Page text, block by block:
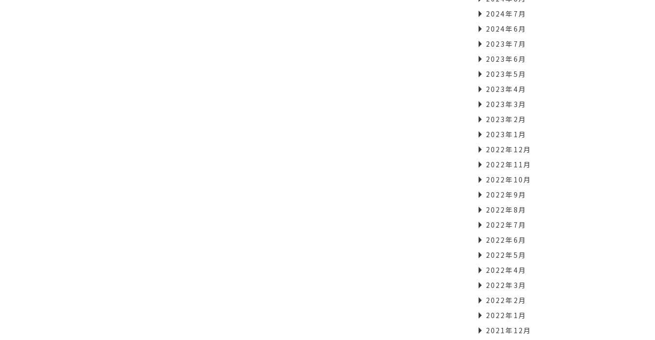
2024年7月
2024年6月
2023年7月
2023年6月
2023年5月
2023年4月
2023年3月
2023年2月
2023年1月
2022年12月
2022年11月
2022年10月
2022年9月
2022年8月
2022年7月
2022年6月
2022年5月
2022年4月
2022年3月
2022年2月
2022年1月
2021年12月